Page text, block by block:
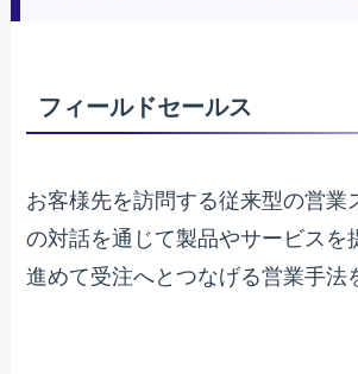
フィールドセールス
お客様先を訪問する従来型の営業
の対話を通じて製品やサービスを
進めて受注へとつなげる営業手法